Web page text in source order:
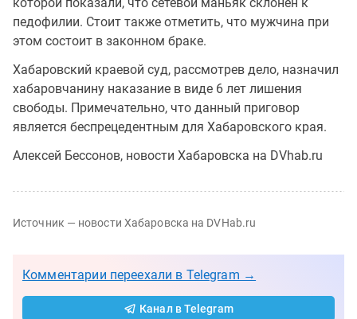
педофилии. Стоит также отметить, что мужчина при
этом состоит в законном браке.
Хабаровский краевой суд, рассмотрев дело, назначил
хабаровчанину наказание в виде 6 лет лишения
свободы. Примечательно, что данный приговор
является беспрецедентным для Хабаровского края.
Алексей Бессонов, новости Хабаровска на DVhab.ru
Источник — новости Хабаровска на DVHab.ru
Комментарии переехали в Telegram →
Канал в Telegram